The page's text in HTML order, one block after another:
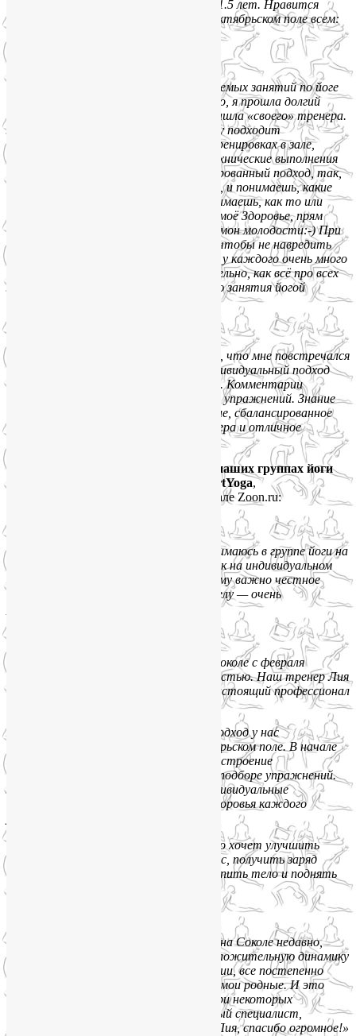
в Шавасане. Хожу на занятия больше 1.5 лет. Нравится
до сих пор. Рекомендую нашу йогу на Октябрьском поле всем:
«Среди огромного количества предлагаемых занятий по йоге
очень трудно сделать выбор, и, конечно, я прошла долгий
путь проб и ошибок, пока наконец не нашла «своего» тренера.
Лия — специалист, который к каждому подходит
индивидуально, и это при групповых тренировках в зале,
занятия у Лии — это не бездушные технические выполнения
асан, а какой-то очень тонко сбалансированный подход, так,
что хочется заниматься, не филонить, и понимаешь, какие
процессы происходят в организме, понимаешь, как то или
иное движение или дыхание влияет на моё Здоровье, прям
чувствуется, как вырабатывается гормон молодости:-) При
этом Лия очень тонко следит за тем, чтобы не навредить
тем или иным упражнением, поскольку у каждого очень много
своих нюансов здоровья. И это удивительно, как всё про всех
Лия знает и помнит! Очень рекомендую занятия йогой
«Занимаюсь у Лии 1.5 года. Очень рада, что мне повстречался
такой проффесиональный тренер. Индивидуальный подход
к каждому ученику на каждом занятии. Комментарии
и полезная информация при выполнении упражнений. Знание
анатомии и физиологии и, как следствие, сбалансированное
ведение практики. Дружеская атмосфера и отличное
Некоторые из отзывов о занятиях в наших группах йоги
Соколе SmartYoga,
опубликованные участниками на портале Zoon.ru:
«Очень профессиональный подход. Занимаюсь в группе йоги на
Соколе из 6—8 человек, но ощущение как на индивидуальном
Кому важно честное
и качественное отношение к своему телу — очень
«Посещаю занятия в группах йоги на Соколе с февраля
и каждый раз иду туда с большой радостью.Наш тренер Лия
— красивая обаятельная женщина и настоящий профессионал
Хочется отметить индивидуальный подход у нас
на групповых занятиях йогой на Октябрьском поле. В начале
занятия Лия всегда спрашивает про настроение
и самочувствие и учитывает это при подборе упражнений.
Лия всегда принимает во внимание индивидуальные
особенности организма и состояние здоровья каждого
Очень рекомендую занятия для тех, кто хочет улучшить
овысить тонус, получить заряд
бодрости и хорошего настроения, укрепить тело и поднять
«Посещаю занятия Лии в группах йоги на Соколе недавно,
около двух месяцев, но уже ощущаю положительную динамику
— мышцы, суставы, позвоночник, эмоции, все постепенно
нормализуется, что также замечают мои родные. И это
без других вспомогательных средств при некоторых
проблемах со здоровьем! Лия — чудесный специалист,
Профессионал! Заряжает гармонией! Лия, спасибо огромное!»